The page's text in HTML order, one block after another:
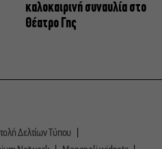
καλοκαιρινή συναυλία στο
Θέατρο Γης
Δελτίων Τύπου